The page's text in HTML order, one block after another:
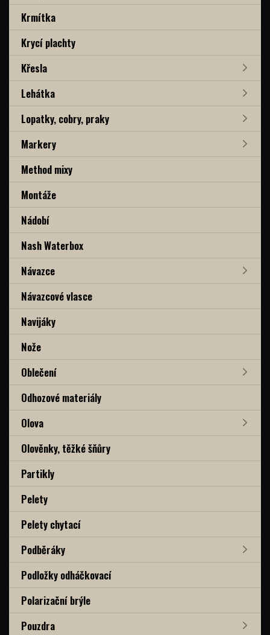
Krmítka
Krycí plachty
Křesla
Lehátka
Lopatky, cobry, praky
Markery
Method mixy
Montáže
Nádobí
Nash Waterbox
Návazce
Návazcové vlasce
Navijáky
Nože
Oblečení
Odhozové materiály
Olova
Olověnky, těžké šňůry
Partikly
Pelety
Pelety chytací
Podběráky
Podložky odháčkovací
Polarizační brýle
Pouzdra